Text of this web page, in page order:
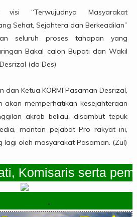
visi “Terwujudnya Masyarakat
Sehat, Sejahtera dan Berkeadilan”
seluruh proses tahapan yang
Bakal calon Bupati dan Wakil
(da Des)
dan Ketua KORMI Pasaman Desrizal,
akan memperhatikan kesejahteraan
akrab beliau, disambut tepuk
mantan pejabat Pro rakyat ini,
lagi oleh masyarakat Pasaman. (Zul)
serta